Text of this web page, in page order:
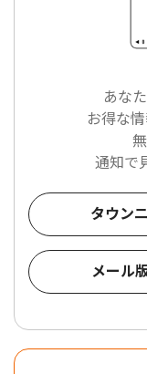
あな
お得な
通知で
タウン
メール